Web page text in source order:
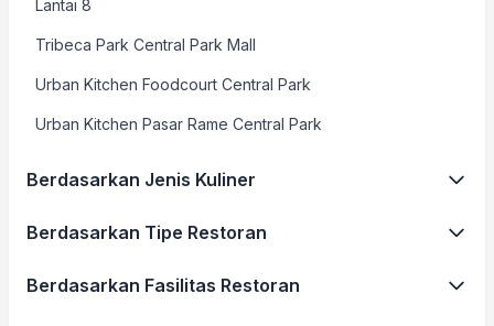
Lantai 8
Tribeca Park Central Park Mall
Urban Kitchen Foodcourt Central Park
Urban Kitchen Pasar Rame Central Park
Berdasarkan Jenis Kuliner
Berdasarkan Tipe Restoran
Berdasarkan Fasilitas Restoran